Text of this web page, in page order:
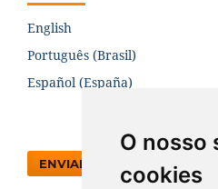
O nosso
cookies
English
Português (Brasil)
Español (España)
ENVIAR SUBMISSÃO